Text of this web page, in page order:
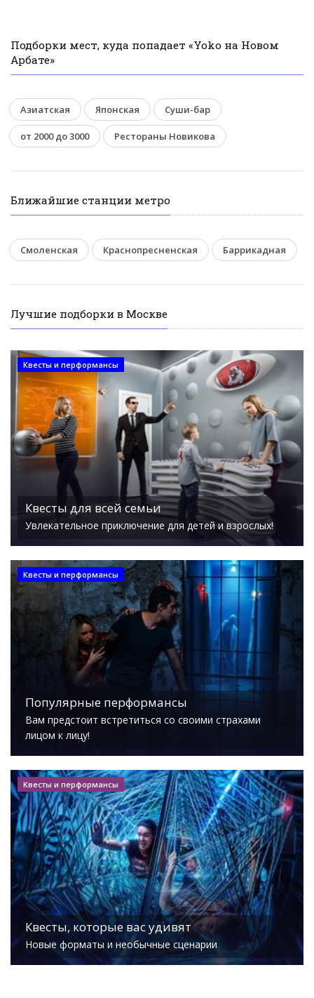
Подборки мест, куда попадает «Yoko на Новом
Арбате»
Азиатская Японская Суши-бар
от 2000 до 3000 Рестораны Новикова
Ближайшие станции метро
Смоленская Краснопресненская Баррикадная
Лучшие подборки в Москве
Квесты и перформансы
Квесты для всей семьи
Увлекательное приключение для детей и взрослых!
Квесты и перформансы
Популярные перформансы
Вам предстоит встретиться со своими страхами
лицом к лицу!
Квесты и перформансы
Квесты, которые вас удивят
Новые форматы и необычные сценарии